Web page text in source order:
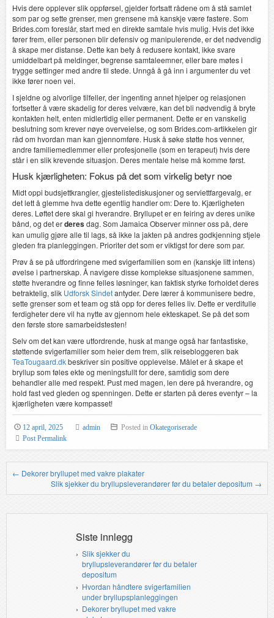
Hvis dere opplever slik oppførsel, gjelder fortsatt rådene om å stå samlet
som par og sette grenser, men grensene må kanskje være fastere. Som
Brides.com foreslår, start med en direkte samtale hvis mulig. Hvis det ikke
fører frem, eller personen blir defensiv og manipulerende, er det nødvendig
å skape mer distanse. Dette kan bety å redusere kontakt, ikke svare
umiddelbart på meldinger, begrense samtaleemner, eller bare møtes i
trygge settinger med andre til stede. Unngå å gå inn i argumenter du vet
ikke fører noen vei.
I sjeldne og alvorlige tilfeller, der ingenting annet hjelper og relasjonen
fortsetter å være skadelig for deres velvære, kan det bli nødvendig å bryte
kontakten helt, enten midlertidig eller permanent. Dette er en vanskelig
beslutning som krever nøye overveielse, og som Brides.com-artikkelen gir
råd om hvordan man kan gjennomføre. Husk å søke støtte hos venner,
andre familiemedlemmer eller profesjonelle (som en terapeut) hvis dere
står i en slik krevende situasjon. Deres mentale helse må komme først.
Husk kjærligheten: Fokus på det som virkelig betyr noe
Midt oppi budsjettkrangler, gjestelistediskusjoner og serviettfargevalg, er
det lett å glemme hva dette egentlig handler om: Dere to. Kjærligheten
deres. Løftet dere skal gi hverandre. Bryllupet er en feiring av deres unike
bånd, og det erderesdag. Som Jamaica Observer minner oss på, dere
kan umulig gjøre alle til lags, så ikke la jakten på andres godkjenning stjele
gleden fra planleggingen. Prioriter det som er viktigst for dere som par.
Prøv å se på utfordringene med svigerfamilien som en (kanskje litt intens)
øvelse i partnerskap. Å navigere disse komplekse situasjonene sammen,
støtte hverandre og finne felles løsninger, kan faktisk styrke forholdet deres
betraktelig, slik Udforsk Sindetantyder. Dere lærer å kommunisere bedre,
sette grenser som et team og stå opp for deres felles liv. Dette er verdifulle
ferdigheter dere vil ha nytte av gjennom hele ekteskapet. Se på det som
den første store samarbeidstesten!
Selv om det kan være utfordrende, husk at mange også har fantastiske,
støttende svigerfamilier som heier dem frem, slik reisebloggeren bak
TeaTougaard.dkbeskriver sin positive opplevelse. Målet er å skape et
bryllup som føles ekte og meningsfullt for dere, samtidig som dere
behandler alle med respekt. Pust med magen, len dere på hverandre, og
hold fast ved gleden og spenningen. Dette er starten på deres eventyr – la
kjærligheten være kompasset!
12 april, 2025 admin Posted inOkategoriserade
Post Permalink
Post navigation
← Dekorer bryllupet med vakre plakater
Slik sjekker du bryllupsleverandører før du betaler depositum →
Siste innlegg
Slik sjekker du
bryllupsleverandører før du betaler
depositum
Hvordan håndtere svigerfamilien
under bryllupsplanleggingen
Dekorer bryllupet med vakre